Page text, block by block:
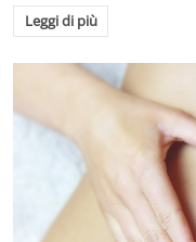
Leggi di più